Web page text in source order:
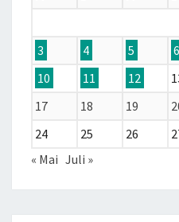
3
4 5 6
10
11 12
17
18 19
24
25 26
« Mai Juli »